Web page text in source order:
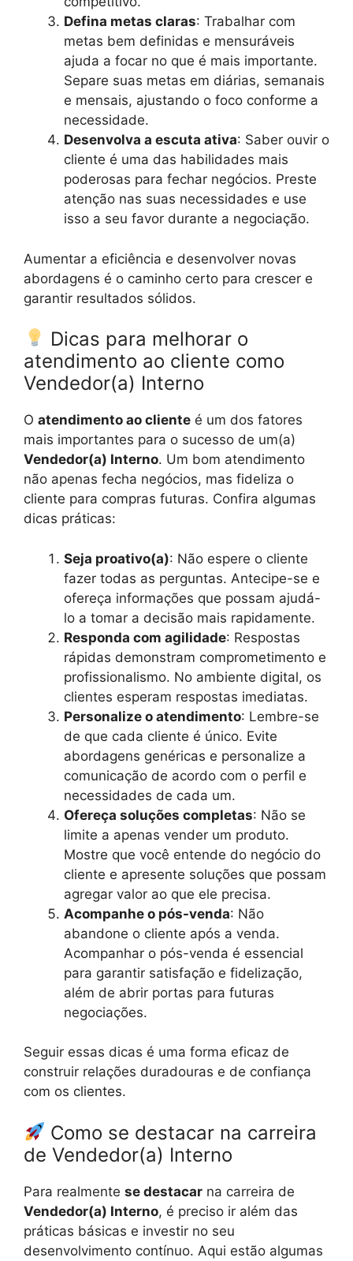
Defina metas claras: Trabalhar com
metas bem definidas e mensuráveis
ajuda a focar no que é mais importante.
Separe suas metas em diárias, semanais
e mensais, ajustando o foco conforme a
necessidade.
Desenvolva a escuta ativa: Saber ouvir o
cliente é uma das habilidades mais
poderosas para fechar negócios. Preste
atenção nas suas necessidades e use
isso a seu favor durante a negociação.
Aumentar a eficiência e desenvolver novas
abordagens é o caminho certo para crescer e
garantir resultados sólidos.
Dicas para melhorar o
atendimento ao cliente como
Vendedor(a) Interno
O atendimento ao cliente é um dos fatores
mais importantes para o sucesso de um(a)
Vendedor(a) Interno. Um bom atendimento
não apenas fecha negócios, mas fideliza o
cliente para compras futuras. Confira algumas
dicas práticas:
Seja proativo(a): Não espere o cliente
fazer todas as perguntas. Antecipe-se e
ofereça informações que possam ajudá-
lo a tomar a decisão mais rapidamente.
Responda com agilidade: Respostas
rápidas demonstram comprometimento e
profissionalismo. No ambiente digital, os
clientes esperam respostas imediatas.
Personalize o atendimento: Lembre-se
de que cada cliente é único. Evite
abordagens genéricas e personalize a
comunicação de acordo com o perfil e
necessidades de cada um.
Ofereça soluções completas: Não se
limite a apenas vender um produto.
Mostre que você entende do negócio do
cliente e apresente soluções que possam
agregar valor ao que ele precisa.
Acompanhe o pós-venda: Não
abandone o cliente após a venda.
Acompanhar o pós-venda é essencial
para garantir satisfação e fidelização,
além de abrir portas para futuras
negociações.
Seguir essas dicas é uma forma eficaz de
construir relações duradouras e de confiança
com os clientes.
Como se destacar na carreira
de Vendedor(a) Interno
Para realmente se destacar na carreira de
Vendedor(a) Interno, é preciso ir além das
práticas básicas e investir no seu
desenvolvimento contínuo. Aqui estão algumas